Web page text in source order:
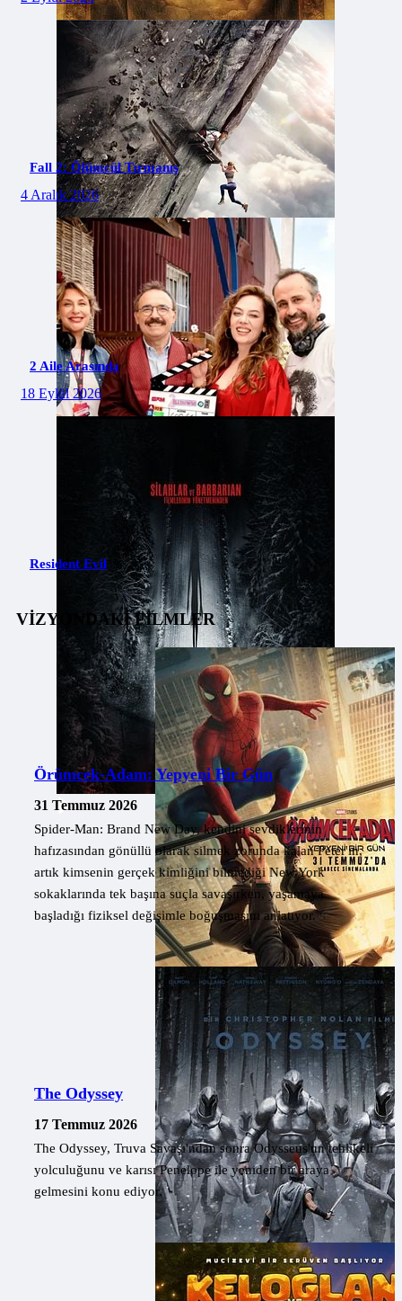
Fall 2: Ölümcül Tırmanış
4 Aralık 2026
2 Aile Arasında
18 Eylül 2026
Resident Evil
VİZYONDAKİ FİLMLER
Örümcek-Adam: Yepyeni Bir Gün
31 Temmuz 2026
Spider-Man: Brand New Day, kendini sevdiklerinin
hafızasından gönüllü olarak silmek zorunda kalan Peter'ın,
artık kimsenin gerçek kimliğini bilmediği New York
sokaklarında tek başına suçla savaşırken, yaşamaya
başladığı fiziksel değişimle boğuşmasını anlatıyor.
The Odyssey
17 Temmuz 2026
The Odyssey, Truva Savaşı'ndan sonra Odysseus'un tehlikeli
yolculuğunu ve karısı Penelope ile yeniden bir araya
gelmesini konu ediyor.